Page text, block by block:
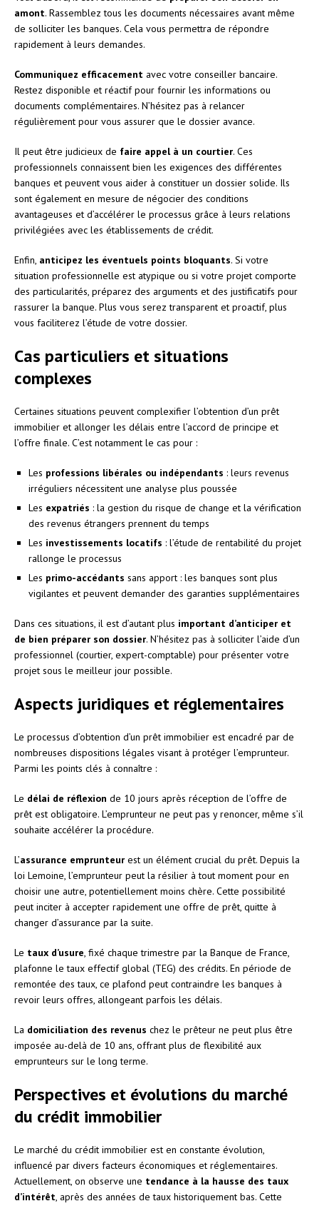
amont. Rassemblez tous les documents nécessaires avant même
de solliciter les banques. Cela vous permettra de répondre
rapidement à leurs demandes.
Communiquez efficacement avec votre conseiller bancaire.
Restez disponible et réactif pour fournir les informations ou
documents complémentaires. N’hésitez pas à relancer
régulièrement pour vous assurer que le dossier avance.
Il peut être judicieux de faire appel à un courtier. Ces
professionnels connaissent bien les exigences des différentes
banques et peuvent vous aider à constituer un dossier solide. Ils
sont également en mesure de négocier des conditions
avantageuses et d’accélérer le processus grâce à leurs relations
privilégiées avec les établissements de crédit.
Enfin, anticipez les éventuels points bloquants. Si votre
situation professionnelle est atypique ou si votre projet comporte
des particularités, préparez des arguments et des justificatifs pour
rassurer la banque. Plus vous serez transparent et proactif, plus
vous faciliterez l’étude de votre dossier.
Cas particuliers et situations
complexes
Certaines situations peuvent complexifier l’obtention d’un prêt
immobilier et allonger les délais entre l’accord de principe et
l’offre finale. C’est notamment le cas pour :
Les professions libérales ou indépendants : leurs revenus
irréguliers nécessitent une analyse plus poussée
Les expatriés : la gestion du risque de change et la vérification
des revenus étrangers prennent du temps
Les investissements locatifs : l’étude de rentabilité du projet
rallonge le processus
Les primo-accédants sans apport : les banques sont plus
vigilantes et peuvent demander des garanties supplémentaires
Dans ces situations, il est d’autant plus important d’anticiper et
de bien préparer son dossier. N’hésitez pas à solliciter l’aide d’un
professionnel (courtier, expert-comptable) pour présenter votre
projet sous le meilleur jour possible.
Aspects juridiques et réglementaires
Le processus d’obtention d’un prêt immobilier est encadré par de
nombreuses dispositions légales visant à protéger l’emprunteur.
Parmi les points clés à connaître :
Le délai de réflexion de 10 jours après réception de l’offre de
prêt est obligatoire. L’emprunteur ne peut pas y renoncer, même s’il
souhaite accélérer la procédure.
L’assurance emprunteur est un élément crucial du prêt. Depuis la
loi Lemoine, l’emprunteur peut la résilier à tout moment pour en
choisir une autre, potentiellement moins chère. Cette possibilité
peut inciter à accepter rapidement une offre de prêt, quitte à
changer d’assurance par la suite.
Le taux d’usure , fixé chaque trimestre par la Banque de France,
plafonne le taux effectif global (TEG) des crédits. En période de
remontée des taux, ce plafond peut contraindre les banques à
revoir leurs offres, allongeant parfois les délais.
La domiciliation des revenus chez le prêteur ne peut plus être
imposée au-delà de 10 ans, offrant plus de flexibilité aux
emprunteurs sur le long terme.
Perspectives et évolutions du marché
du crédit immobilier
Le marché du crédit immobilier est en constante évolution,
influencé par divers facteurs économiques et réglementaires.
Actuellement, on observe une tendance à la hausse des taux
d’intérêt , après des années de taux historiquement bas. Cette